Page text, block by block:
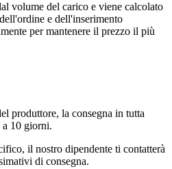
volume del carico e viene calcolato
e dell'inserimento
per mantenere il prezzo il più
produttore, la consegna in tutta
a 10 giorni.
il nostro dipendente ti contatterà
di consegna.